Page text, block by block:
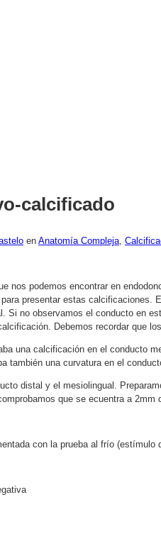
calcificado
en Anatomía Compleja
nos podemos encontrar en
presentar estas
Si no observamos el conducto en
Debemos recordar que
una calcificación en el conducto
también una curvatura en el
distal y el mesiolingual.
que se ecuentra a
con la prueba al frío (estímulo